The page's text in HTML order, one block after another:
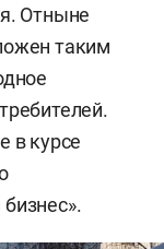
Отныне
таким
в курсе